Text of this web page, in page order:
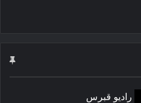
رادیو قبرس